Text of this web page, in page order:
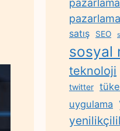
satış SEO
sosyal
teknoloji
twitter
uygulama